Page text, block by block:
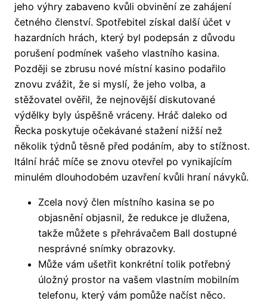
jeho výhry zabaveno kvůli obvinění ze zahájení
četného členství. Spotřebitel získal další účet v
hazardních hrách, který byl podepsán z důvodu
porušení podmínek vašeho vlastního kasina.
Později se zbrusu nové místní kasino podařilo
znovu zvážit, že si myslí, že jeho volba, a
stěžovatel ověřil, že nejnovější diskutované
výdělky byly úspěšně vráceny. Hráč daleko od
Řecka poskytuje očekávané stažení nižší než
několik týdnů těsně před podáním, aby to stížnost.
Itální hráč míče se znovu otevřel po vynikajícím
minulém dlouhodobém uzavření kvůli hraní návyků.
Zcela nový člen místního kasina se po
objasnění objasnil, že redukce je dlužena,
takže můžete s přehrávačem Ball dostupné
nesprávné snímky obrazovky.
Může vám ušetřit konkrétní tolik potřebný
úložný prostor na vašem vlastním mobilním
telefonu, který vám pomůže načíst něco.